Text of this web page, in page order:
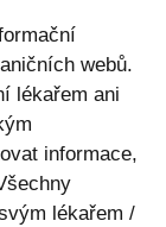
webů.
lékařem ani
informace,
lékařem /